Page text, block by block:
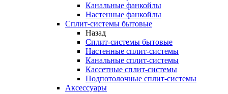
Канальные фанкойлы
Настенные фанкойлы
Сплит-системы бытовые
Назад
Сплит-системы бытовые
Настенные сплит-системы
Канальные сплит-системы
Кассетные сплит-системы
Подпотолочные сплит-системы
Аксессуары